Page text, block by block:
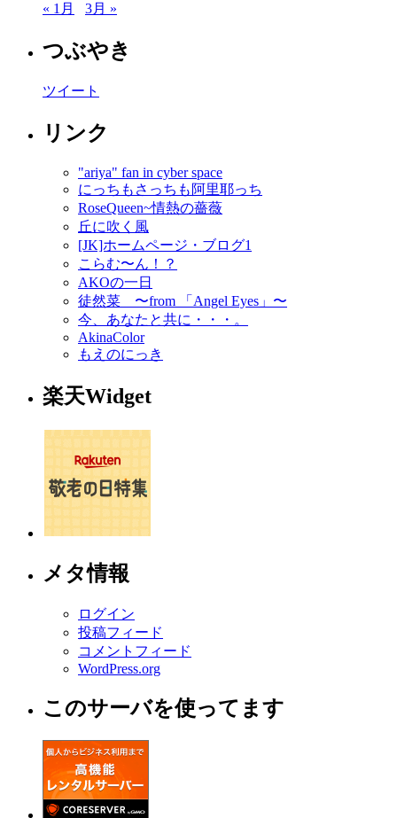
« 1月
3月 »
つぶやき
ツイート
リンク
"ariya" fan in cyber space
にっちもさっちも阿里耶っち
RoseQueen~情熱の薔薇
丘に吹く風
[JK]ホームページ・ブログ1
こらむ〜ん！？
AKOの一日
徒然菜 〜from 「Angel Eyes」〜
今、あなたと共に・・・。
AkinaColor
もえのにっき
楽天Widget
メタ情報
ログイン
投稿フィード
コメントフィード
WordPress.org
このサーバを使ってます